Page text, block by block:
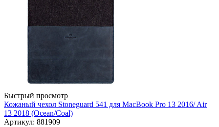
Быстрый просмотр
Кожаный чехол Stoneguard 541 для MacBook Pro 13 2016/ Air
13 2018 (Ocean/Coal)
Артикул: 881909